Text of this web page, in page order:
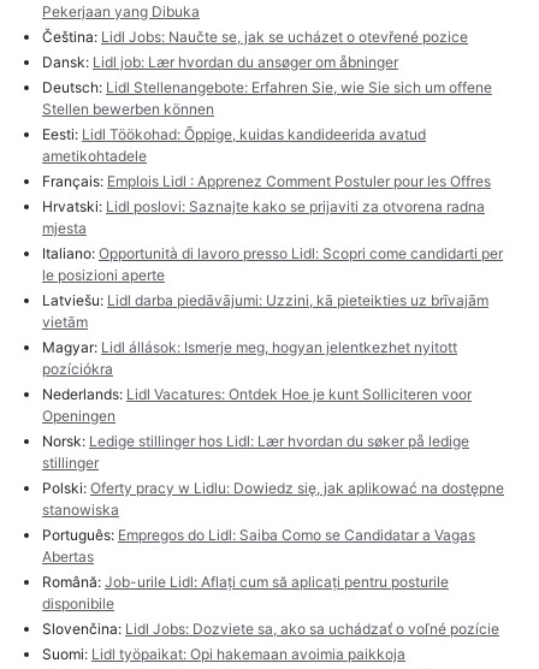
Pekerjaan yang Dibuka
Čeština: Lidl Jobs: Naučte se, jak se ucházet o otevřené pozice
Dansk: Lidl job: Lær hvordan du ansøger om åbninger
Deutsch: Lidl Stellenangebote: Erfahren Sie, wie Sie sich um offene
Stellen bewerben können
Eesti: Lidl Töökohad: Õppige, kuidas kandideerida avatud
ametikohtadele
Français: Emplois Lidl : Apprenez Comment Postuler pour les Offres
Hrvatski: Lidl poslovi: Saznajte kako se prijaviti za otvorena radna
mjesta
Italiano: Opportunità di lavoro presso Lidl: Scopri come candidarti per
le posizioni aperte
Latviešu: Lidl darba piedāvājumi: Uzzini, kā pieteikties uz brīvajām
vietām
Magyar: Lidl állások: Ismerje meg, hogyan jelentkezhet nyitott
pozíciókra
Nederlands: Lidl Vacatures: Ontdek Hoe je kunt Solliciteren voor
Openingen
Norsk: Ledige stillinger hos Lidl: Lær hvordan du søker på ledige
stillinger
Polski: Oferty pracy w Lidlu: Dowiedz się, jak aplikować na dostępne
stanowiska
Português: Empregos do Lidl: Saiba Como se Candidatar a Vagas
Abertas
Română: Job-urile Lidl: Aflați cum să aplicați pentru posturile
disponibile
Slovenčina: Lidl Jobs: Dozviete sa, ako sa uchádzať o voľné pozície
Suomi: Lidl työpaikat: Opi hakemaan avoimia paikkoja